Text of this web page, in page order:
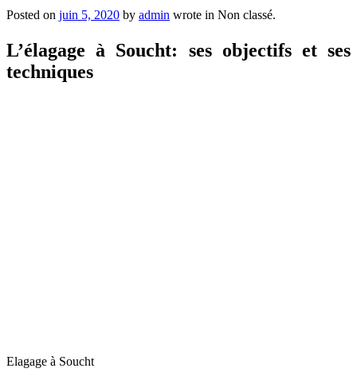
Posted on juin 5, 2020 by admin wrote in Non classé.
L’élagage à Soucht: ses objectifs et ses
techniques
Elagage à Soucht